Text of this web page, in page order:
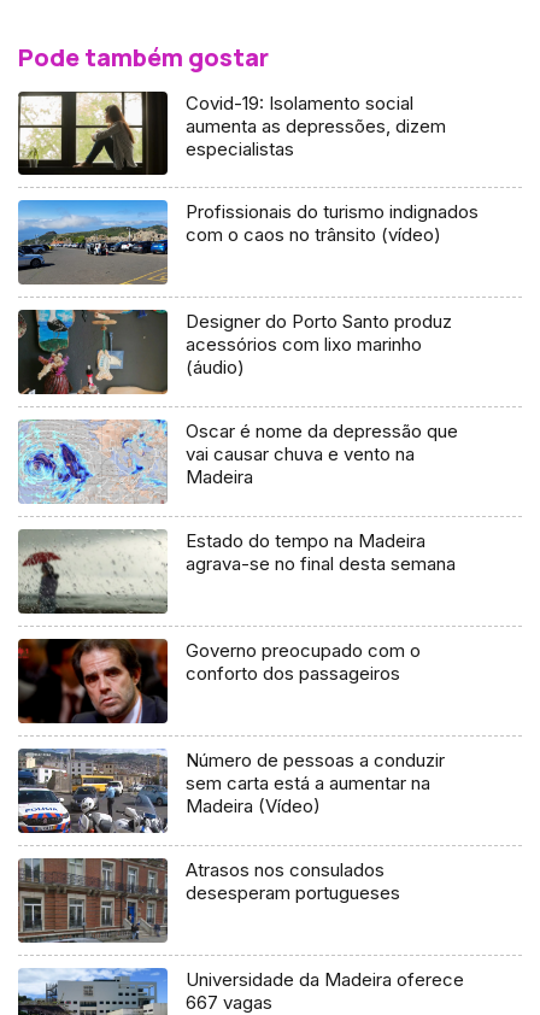
Pode também gostar
Covid-19: Isolamento social
aumenta as depressões, dizem
especialistas
Profissionais do turismo indignados
com o caos no trânsito (vídeo)
Designer do Porto Santo produz
acessórios com lixo marinho
(áudio)
Oscar é nome da depressão que
vai causar chuva e vento na
Madeira
Estado do tempo na Madeira
agrava-se no final desta semana
Governo preocupado com o
conforto dos passageiros
Número de pessoas a conduzir
sem carta está a aumentar na
Madeira (Vídeo)
Atrasos nos consulados
desesperam portugueses
Universidade da Madeira oferece
667 vagas